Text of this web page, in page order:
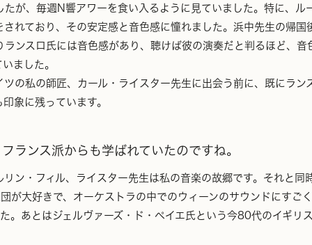
が、毎週N響アワーを食い入るように見ていました。特に、ル
れており、その安定感と音色感に憧れました。浜中先生の帰
ンスロ氏には音色感があり、聴けば彼の演奏だと判るほど、
ました。
私の師匠、カール・ライスター先生に出会う前に、既にラン
象に残っています。
ンス派からも学ばれていたのですね。
・フィル、ライスター先生は私の音楽の故郷です。それと同
が大好きで、オーケストラの中でのウィーンのサウンドにすご
。あとはジェルヴァーズ・ド・ペイエ氏という今80代のイギリ